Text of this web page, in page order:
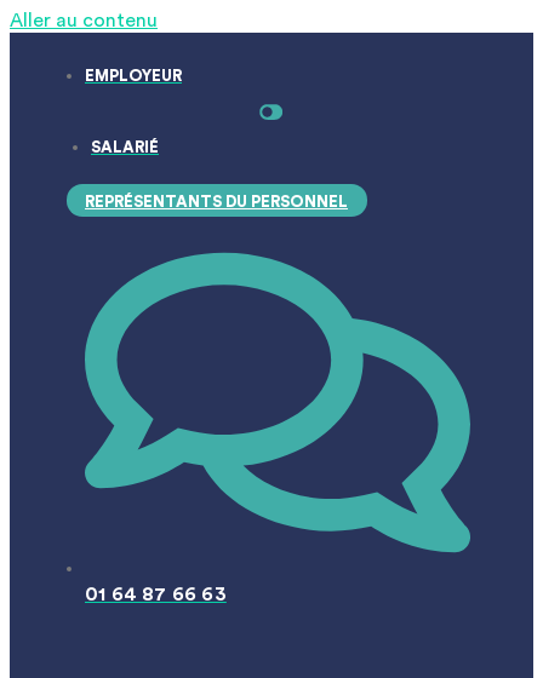
Aller au contenu
EMPLOYEUR
SALARIÉ
REPRÉSENTANTS DU PERSONNEL
01 64 87 66 63